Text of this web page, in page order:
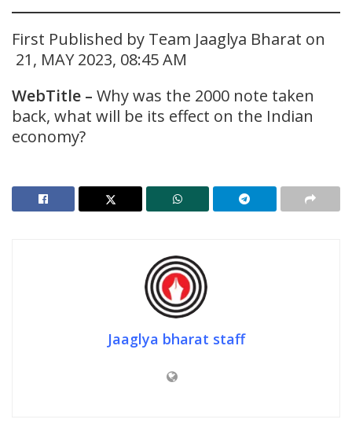
First Published by Team Jaaglya Bharat on
21, MAY 2023, 08:45 AM
WebTitle – Why was the 2000 note taken
back, what will be its effect on the Indian
economy?
Jaaglya bharat staff